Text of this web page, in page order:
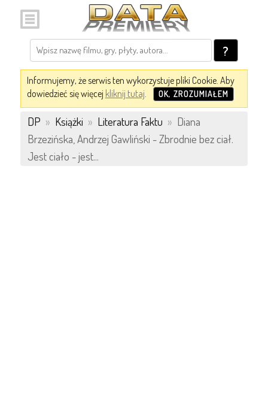
?
Informujemy, że serwis ten wykorzystuje pliki Cookie. Aby
dowiedzieć się więcej kliknij tutaj. OK, ZROZUMIAŁEM
DP » Książki » Literatura Faktu » Diana
Brzezińska, Andrzej Gawliński - Zbrodnie bez ciał.
Jest ciało - jest...